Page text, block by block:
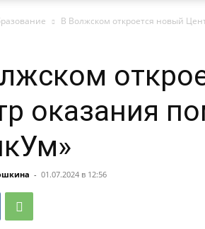
В Волжском откроется новый
оказания
- 01.07.2024 в 12:56